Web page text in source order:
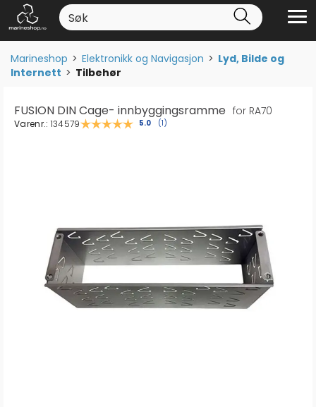
Marineshop>Elektronikk og Navigasjon>Lyd, Bilde og
Internett>Tilbehør
FUSION DIN Cage- innbyggingsramme for RA70
Varenr.: 134579 Gjennomsnittskarakter:
5.0 (stemmer:
1)